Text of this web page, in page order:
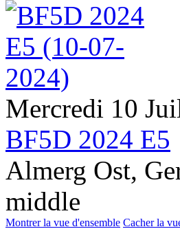
Mercredi 10
BF5D 2024 E5
Almerg Ost,
middle
Montrer la vue d'ensemble Cacher la